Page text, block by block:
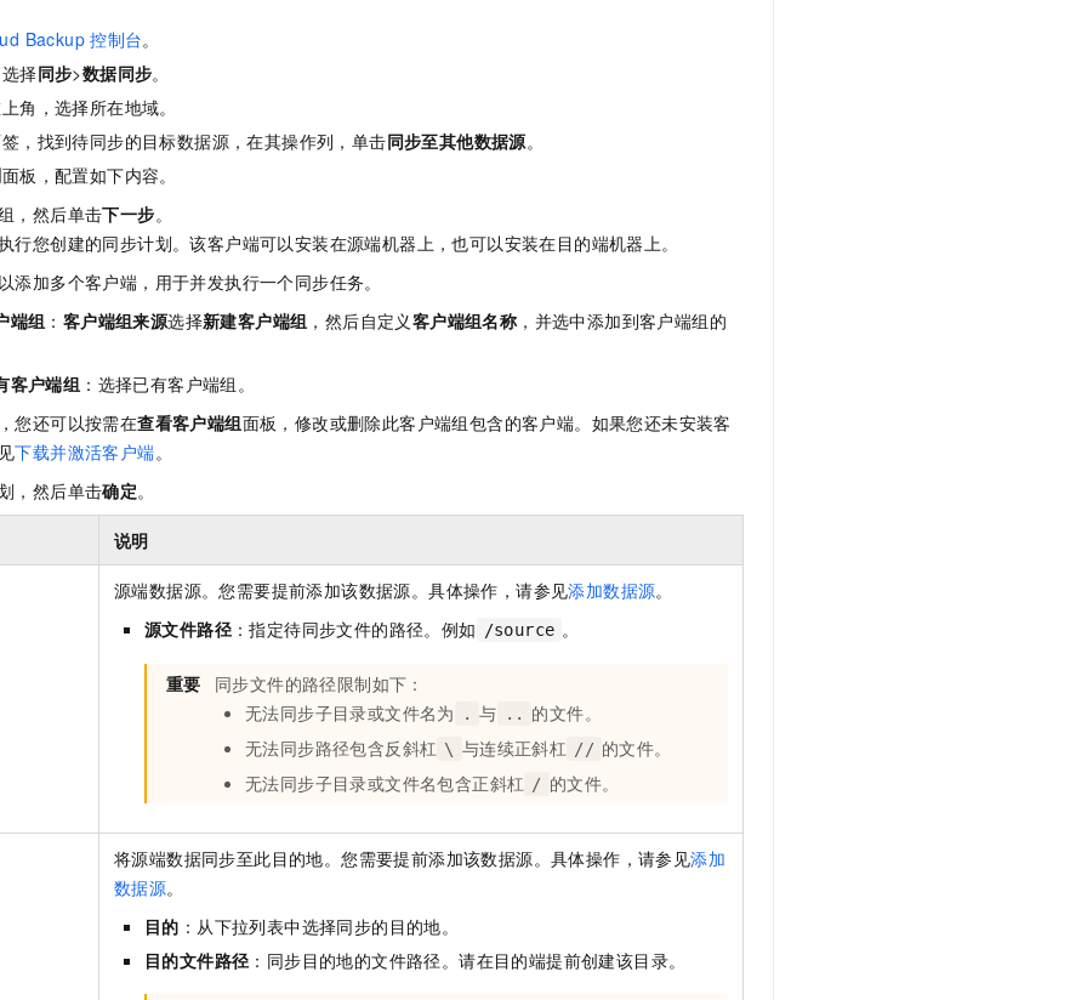
Backup 控制台。
择同步>数据同步。
角，选择所在地域。
，找到待同步的目标数据源，在其操作列，单击同步至其他数据源。
面板，配置如下内容。
，然后单击下一步。
行您创建的同步计划。该客户端可以安装在源端机器上，也可以安装在目的端机器上。
添加多个客户端，用于并发执行一个同步任务。
端组 ： 客户端组来源选择新建客户端组 ，然后自定义客户端组名称 ，并选中添加到客户端组的
客户端组 ：选择已有客户端组。
您还可以按需在查看客户端组面板，修改或删除此客户端组包含的客户端。如果您还未安装客
下载并激活客户端。
，然后单击确定。
说明
源端数据源。您需要提前添加该数据源。具体操作，请参见添加数据源。
源文件路径 ：指定待同步文件的路径。例如 /source 。
重要
同步文件的路径限制如下：
无法同步子目录或文件名为
. 与 ..
的文件。
无法同步路径包含反斜杠 \ 与连续正斜杠 // 的文件。
无法同步子目录或文件名包含正斜杠 / 的文件。
将源端数据同步至此目的地。您需要提前添加该数据源。具体操作，请参见添加
数据源。
目的 ：从下拉列表中选择同步的目的地。
目的文件路径 ：同步目的地的文件路径。请在目的端提前创建该目录。